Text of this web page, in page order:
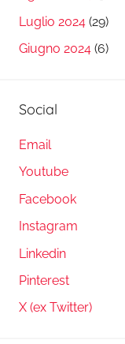
Luglio 2024 (29)
Giugno 2024 (6)
Social
Email
Youtube
Facebook
Instagram
Linkedin
Pinterest
X (ex Twitter)